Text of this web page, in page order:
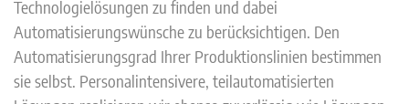
Technologielösungen zu finden und dabei
Automatisierungswünsche zu berücksichtigen. Den
Automatisierungsgrad Ihrer Produktionslinien bestimmen
sie selbst. Personalintensivere, teilautomatisierten